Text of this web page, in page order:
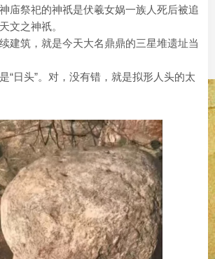
庙祭祀的神祇是伏羲女娲一族人死后被追
文之神祇。
建筑，就是今天大名鼎鼎的三星堆遗址当
“日头”。对，没有错，就是拟形人头的太